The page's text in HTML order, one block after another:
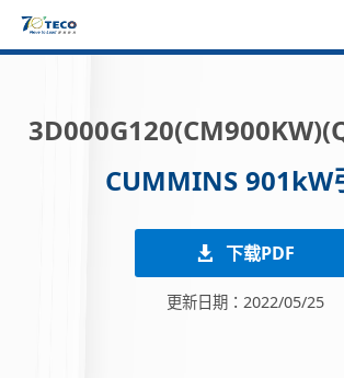
CUMMINS 901kW
下载PDF
更新日期：2022/05/25